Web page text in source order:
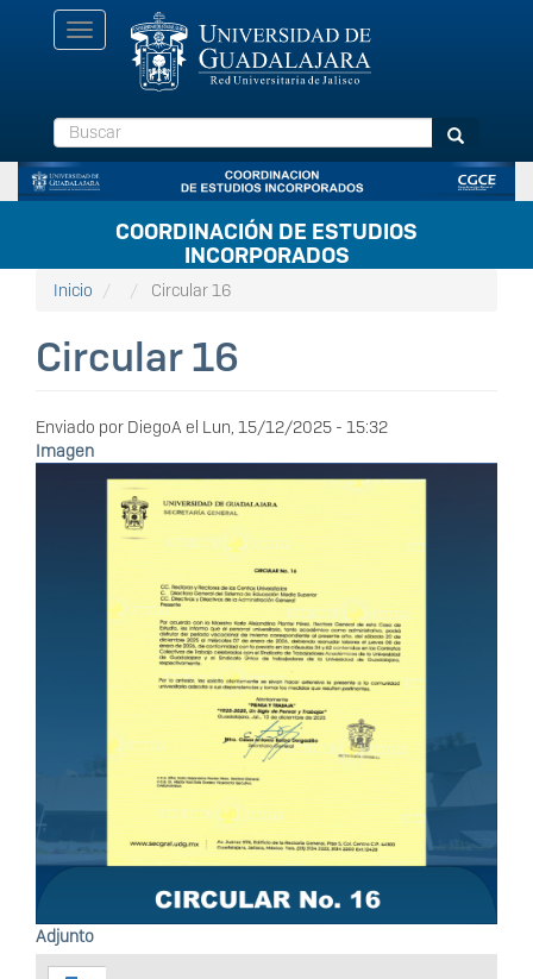
Toggle
navigation
Buscar Buscar
COORDINACIÓN DE ESTUDIOS
INCORPORADOS
Inicio Circular 16
Circular 16
Enviado por DiegoA el Lun, 15/12/2025 - 15:32
Imagen
Adjunto